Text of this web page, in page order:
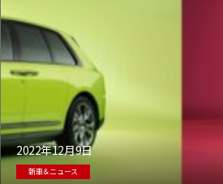
2022年12月9日
新車＆ニュース